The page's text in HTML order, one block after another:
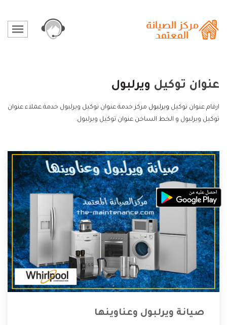
عنوان توكيل ويرلبول
ارقام عنوان توكيل ويرلبول مركز خدمة عنوان توكيل ويرلبول خدمة عملاء عنوان
توكيل ويرلبول و الخط الساخن عنوان توكيل ويرلبول.
صيانة ويرلبول وعناوينها